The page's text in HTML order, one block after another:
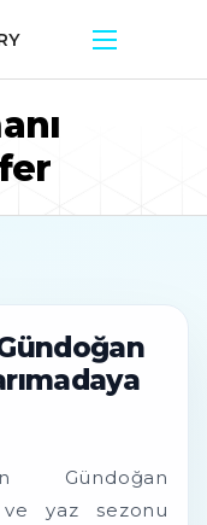
Gündoğan
yaz sezonu